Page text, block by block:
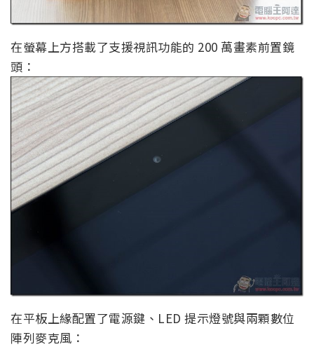
在螢幕上方搭載了支援視訊功能的 200 萬畫素前置鏡
頭：
在平板上緣配置了電源鍵、LED 提示燈號與兩顆數位
陣列麥克風：